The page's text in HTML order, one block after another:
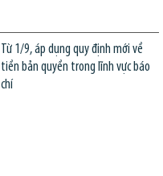
Từ 1/9, áp dụng quy định mới về
tiền bản quyền trong lĩnh vực báo
chí